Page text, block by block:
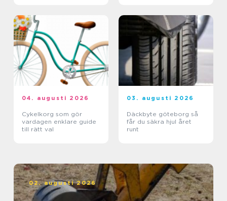
04. augusti 2026
Cykelkorg som gör
vardagen enklare guide
till rätt val
03. augusti 2026
Däckbyte göteborg så
får du säkra hjul året
runt
02. augusti 2026